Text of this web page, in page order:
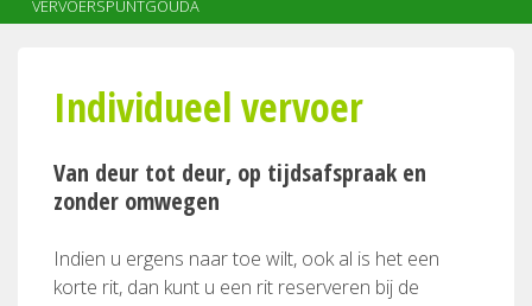
voor
VERVOERSPUNTGOUDA
Individueel vervoer
Van deur tot deur, op tijdsafspraak en
zonder omwegen
Indien u ergens naar toe wilt, ook al is het een
korte rit, dan kunt u een rit reserveren bij de